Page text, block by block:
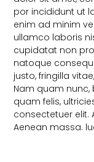
por incididunt ut
enim ad minim
ullamco laboris
cupidatat non
natoque
justo, fringilla
Nam quam nunc,
quam felis,
consectetuer
Aenean massa.